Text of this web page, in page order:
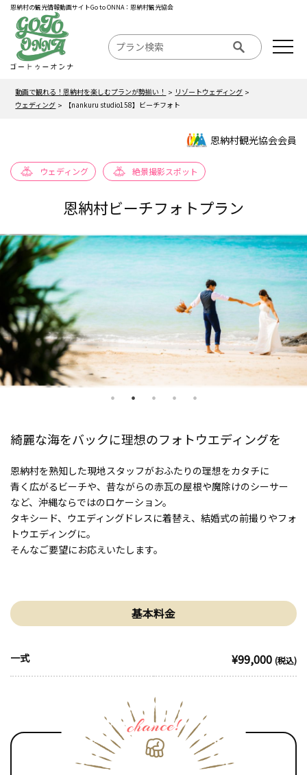
恩納村の観光情報動画サイトGo to ONNA：恩納村観光協会
動画で観れる！恩納村を楽しむプランが勢揃い！
リゾートウェディング
ウェディング
【nankuru studio158】ビーチフォト
恩納村観光協会会員
ウェディング 絶景撮影スポット
恩納村ビーチフォトプラン
綺麗な海をバックに理想のフォトウエディングを
恩納村を熟知した現地スタッフがおふたりの理想をカタチに
青く広がるビーチや、昔ながらの赤瓦の屋根や魔除けのシーサー
など、沖縄ならではのロケーション。
タキシード、ウエディングドレスに着替え、結婚式の前撮りやフォ
トウエディングに。
そんなご要望にお応えいたします。
基本料金
一式 ¥99,000 (税込)